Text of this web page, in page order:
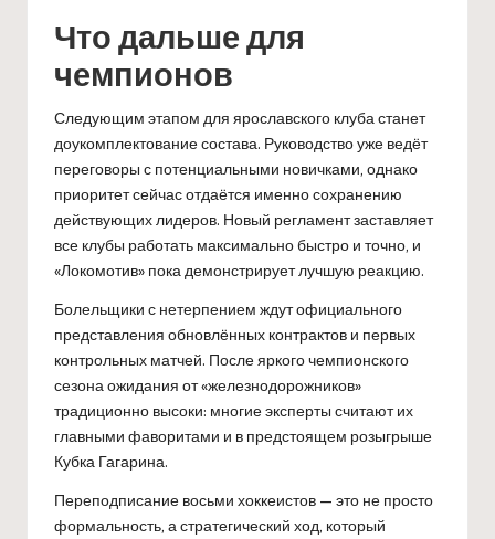
Что дальше для
чемпионов
Следующим этапом для ярославского клуба станет
доукомплектование состава. Руководство уже ведёт
переговоры с потенциальными новичками, однако
приоритет сейчас отдаётся именно сохранению
действующих лидеров. Новый регламент заставляет
все клубы работать максимально быстро и точно, и
«Локомотив» пока демонстрирует лучшую реакцию.
Болельщики с нетерпением ждут официального
представления обновлённых контрактов и первых
контрольных матчей. После яркого чемпионского
сезона ожидания от «железнодорожников»
традиционно высоки: многие эксперты считают их
главными фаворитами и в предстоящем розыгрыше
Кубка Гагарина.
Переподписание восьми хоккеистов — это не просто
формальность, а стратегический ход, который